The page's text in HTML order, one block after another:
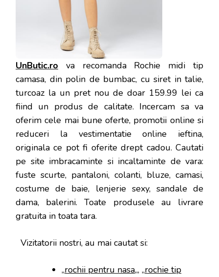
UnButic.ro va recomanda Rochie midi tip
camasa, din polin de bumbac, cu siret in talie,
turcoaz la un pret nou de doar 159.99 lei ca
fiind un produs de calitate. Incercam sa va
oferim cele mai bune oferte, promotii online si
reduceri la vestimentatie online ieftina,
originala ce pot fi oferite drept cadou. Cautati
pe site imbracaminte si incaltaminte de vara:
fuste scurte, pantaloni, colanti, bluze, camasi,
costume de baie, lenjerie sexy, sandale de
dama, balerini. Toate produsele au livrare
gratuita in toata tara.
Vizitatorii nostri, au mai cautat si:
„rochii pentru nasa„, „rochie tip